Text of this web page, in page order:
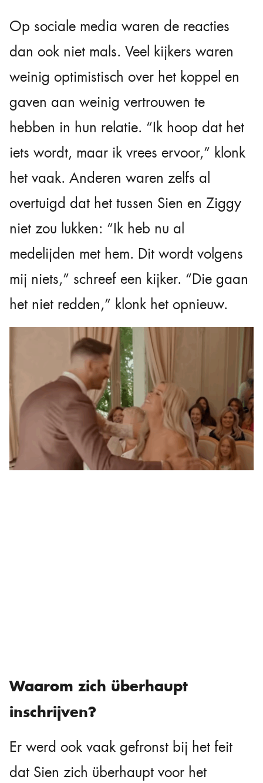
Op sociale media waren de reacties
dan ook niet mals. Veel kijkers waren
weinig optimistisch over het koppel en
gaven aan weinig vertrouwen te
hebben in hun relatie. “Ik hoop dat het
iets wordt, maar ik vrees ervoor,” klonk
het vaak. Anderen waren zelfs al
overtuigd dat het tussen Sien en Ziggy
niet zou lukken: “Ik heb nu al
medelijden met hem. Dit wordt volgens
mij niets,” schreef een kijker. “Die gaan
het niet redden,” klonk het opnieuw.
Waarom zich überhaupt
inschrijven?
Er werd ook vaak gefronst bij het feit
dat Sien zich überhaupt voor het